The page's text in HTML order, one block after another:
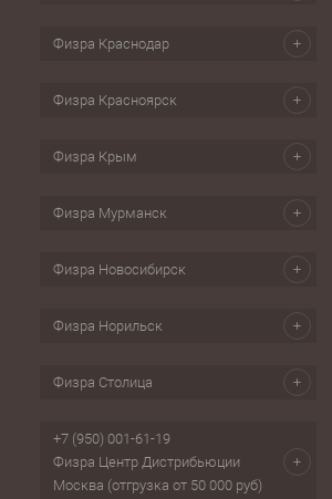
Физра Краснодар
Физра Красноярск
Физра Крым
Физра Мурманск
Физра Новосибирск
Физра Норильск
Физра Столица
+7 (950) 001-61-19
Физра Центр Дистрибьюции
Москва (отгрузка от 50 000 руб)